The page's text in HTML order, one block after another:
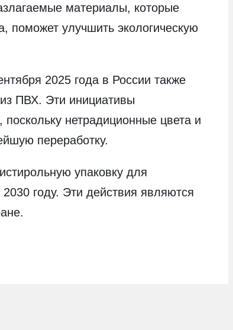
материалы, которые
поможет улучшить экологическую
2025 года в России также
ПВХ. Эти инициативы
нетрадиционные цвета и
переработку.
упаковку для
году. Эти действия являются